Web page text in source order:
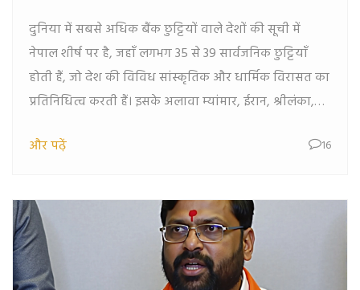
दुनिया में सबसे अधिक बैंक छुट्टियों वाले देशों की सूची में
नेपाल शीर्ष पर है, जहाँ लगभग 35 से 39 सार्वजनिक छुट्टियाँ
होती हैं, जो देश की विविध सांस्कृतिक और धार्मिक विरासत का
प्रतिनिधित्व करती हैं। इसके अलावा म्यांमार, ईरान, श्रीलंका,
उत्सवों और धार्मिक परंपराओं के लिए प्रसिद्ध हैं।
और पढ़ें 16